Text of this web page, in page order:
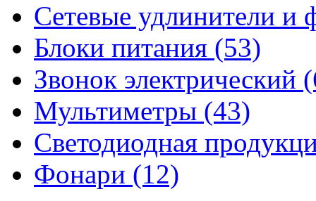
Сетевые удлинители и
Блоки питания (53)
Звонок электрический
Мультиметры (43)
Светодиодная
Фонари (12)